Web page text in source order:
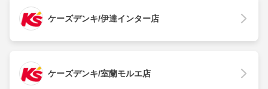
ケーズデンキ/伊達インター店
ケーズデンキ/室蘭モルエ店